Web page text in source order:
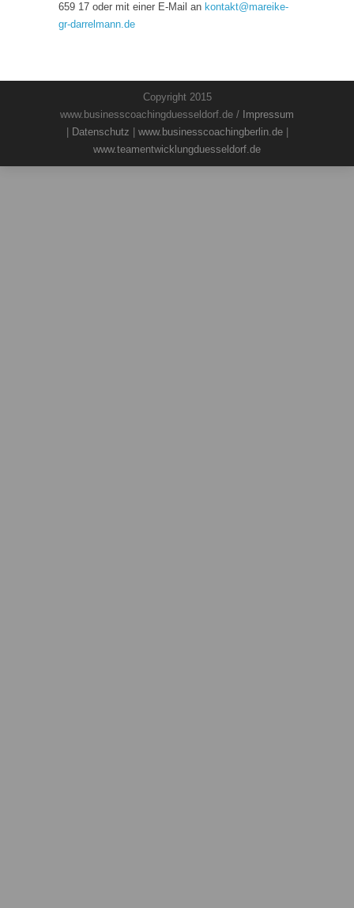
659 17 oder mit einer E-Mail an kontakt@mareike-
gr-darrelmann.de
Copyright 2015
www.businesscoachingduesseldorf.de / Impressum
Datenschutz www.businesscoachingberlin.de|
www.teamentwicklungduesseldorf.de